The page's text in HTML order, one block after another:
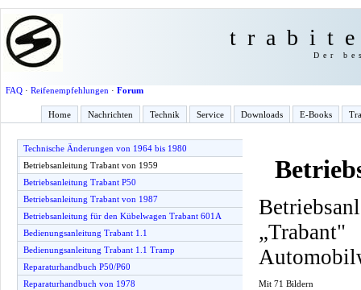
Der
FAQ· Reifenempfehlungen · Forum
Home Nachrichten Technik Service Downloads E-Books
Technische Änderungen von 1964 bis 1980
Betriebsanleitung Trabant von 1959
Betriebsanleitung Trabant P50
Betriebsanleitung Trabant von 1987
Betriebsanleitung für den Kübelwagen Trabant 601A
Bedienungsanleitung Trabant 1.1
Bedienungsanleitung Trabant 1.1 Tramp
Reparaturhandbuch P50/P60
Reparaturhandbuch von 1978
Mit 71 Bildern